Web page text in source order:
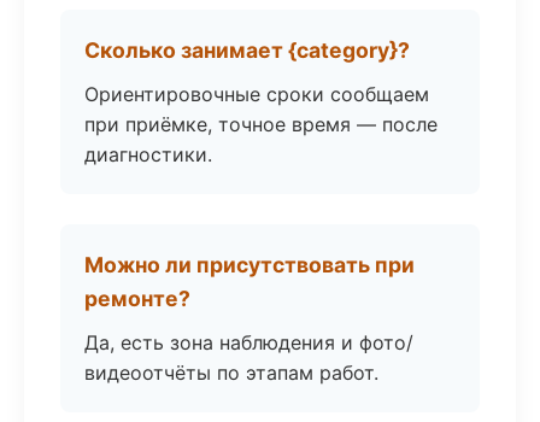
Сколько занимает {category}?
Ориентировочные сроки сообщаем
при приёмке, точное время — после
диагностики.
Можно ли присутствовать при
ремонте?
Да, есть зона наблюдения и фото/
видеоотчёты по этапам работ.